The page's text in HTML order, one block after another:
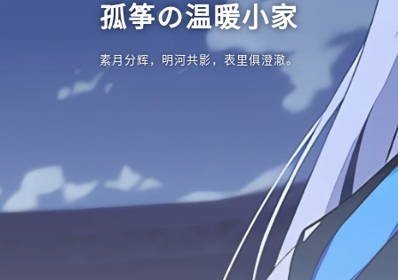
孤筝の温暖小家
素月分辉，明河共影，表里俱澄澈。